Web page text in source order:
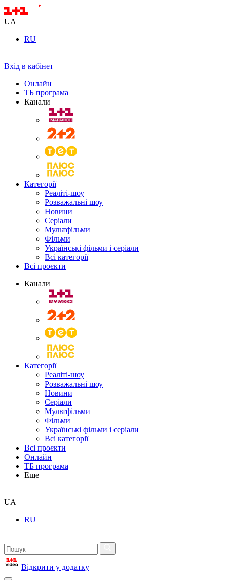
UA
RU
Вхід в кабінет
Онлайн
ТБ програма
Канали
Категорії
Реаліті-шоу
Розважальні шоу
Новини
Серіали
Мультфільми
Фільми
Українські фільми і серіали
Всі категорії
Всі проєкти
Канали
Категорії
Реаліті-шоу
Розважальні шоу
Новини
Серіали
Мультфільми
Фільми
Українські фільми і серіали
Всі категорії
Всі проєкти
Онлайн
ТБ програма
Еще
UA
RU
Відкрити у додатку